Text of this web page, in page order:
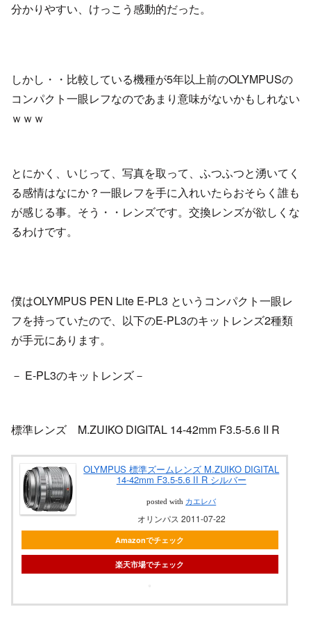
分かりやすい、けっこう感動的だった。
しかし・・比較している機種が5年以上前のOLYMPUSの
コンパクト一眼レフなのであまり意味がないかもしれない
ｗｗｗ
とにかく、いじって、写真を取って、ふつふつと湧いてく
る感情はなにか？一眼レフを手に入れいたらおそらく誰も
が感じる事。そう・・レンズです。交換レンズが欲しくな
るわけです。
僕はOLYMPUS PEN Lite E-PL3 というコンパクト一眼レ
フを持っていたので、以下のE-PL3のキットレンズ2種類
が手元にあります。
－ E-PL3のキットレンズ－
標準レンズ M.ZUIKO DIGITAL 14-42mm F3.5-5.6 II R
OLYMPUS 標準ズームレンズ M.ZUIKO DIGITAL
14-42mm F3.5-5.6 II R シルバー
posted with カエレバ
オリンパス 2011-07-22
Amazonでチェック
楽天市場でチェック